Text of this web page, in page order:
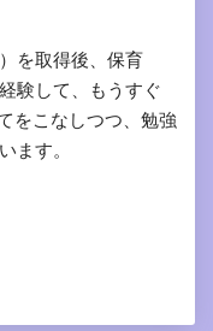
を取得後、保育
験して、もうすぐ
をこなしつつ、勉強
ます。